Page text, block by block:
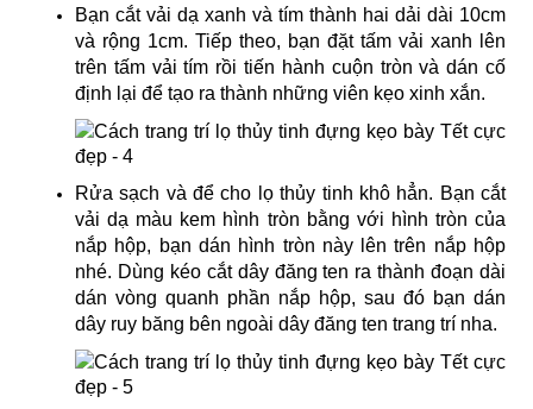
Bạn cắt vải dạ xanh và tím thành hai dải dài 10cm
và rộng 1cm. Tiếp theo, bạn đặt tấm vải xanh lên
trên tấm vải tím rồi tiến hành cuộn tròn và dán cố
định lại để tạo ra thành những viên kẹo xinh xắn.
Rửa sạch và để cho lọ thủy tinh khô hẳn. Bạn cắt
vải dạ màu kem hình tròn bằng với hình tròn của
nắp hộp, bạn dán hình tròn này lên trên nắp hộp
nhé. Dùng kéo cắt dây đăng ten ra thành đoạn dài
dán vòng quanh phần nắp hộp, sau đó bạn dán
dây ruy băng bên ngoài dây đăng ten trang trí nha.